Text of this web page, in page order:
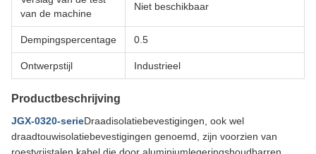
van de machine
Niet beschikbaar
Dempingspercentage 0.5
Ontwerpstijl Industrieel
Productbeschrijving
JGX-0320-serieDraadisolatiebevestigingen, ook wel
draadtouwisolatiebevestigingen genoemd, zijn voorzien van